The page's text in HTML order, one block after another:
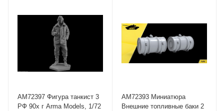
AM72397 Фигура танкист 3
РФ 90х г Arma Models, 1/72
AM72393 Миниатюра
Внешние топливные баки 2